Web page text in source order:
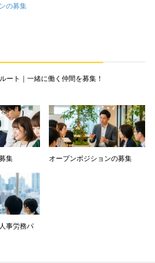
の募集
ート｜一緒に働く仲間を募集！
集 オープンボジションの募集
事労務パ